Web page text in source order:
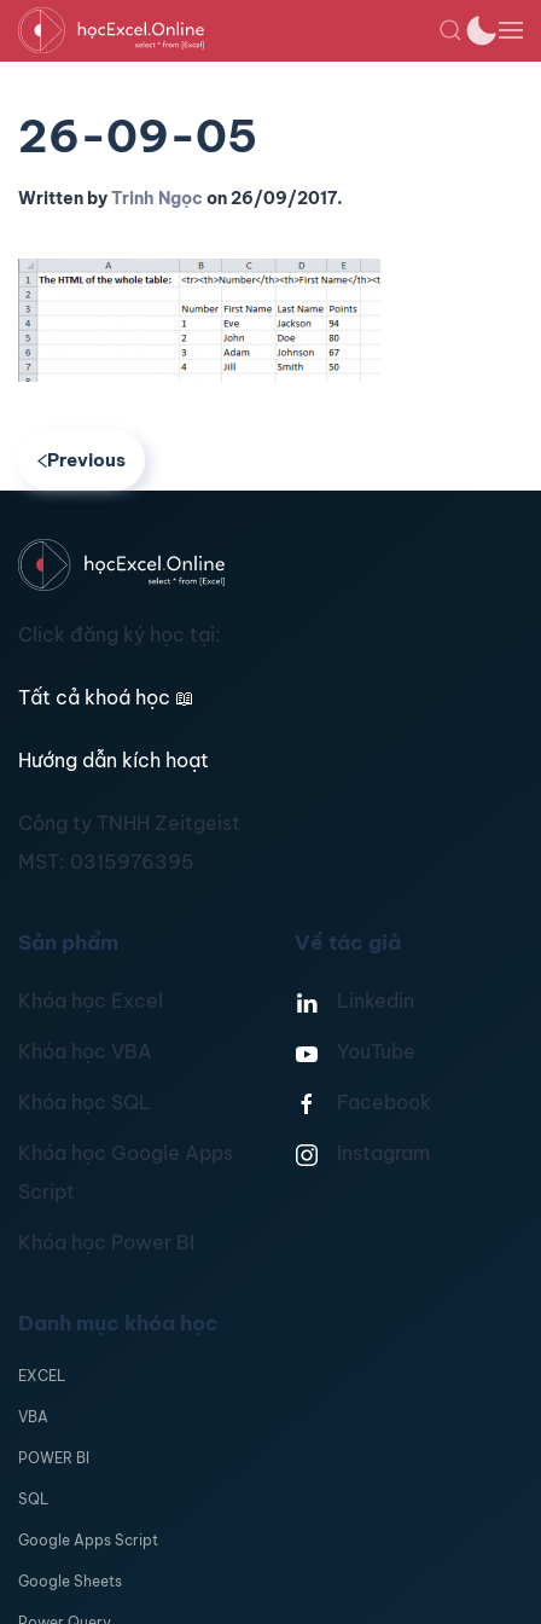
26-09-05
Written byTrinh Ngọc on26/09/2017.
Previous
Click đăng ký học tại:
Tất cả khoá học 📖
Hướng dẫn kích hoạt
Công ty TNHH Zeitgeist
MST: 0315976395
Sản phẩm
Khóa học Excel
Khóa học VBA
Khóa học SQL
Khóa học Google Apps
Script
Khóa học Power BI
Về tác giả
Linkedin
YouTube
Facebook
Instagram
Danh mục khóa học
EXCEL
VBA
POWER BI
SQL
Google Apps Script
Google Sheets